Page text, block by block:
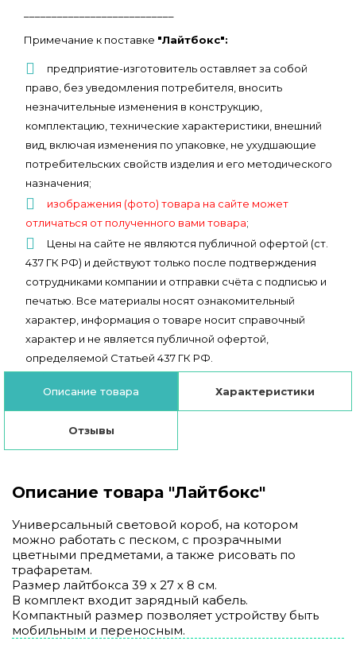
Примечание к поставке "Лайтбокс":
предприятие-изготовитель оставляет за собой
право, без уведомления потребителя, вносить
незначительные изменения в конструкцию,
комплектацию, технические характеристики, внешний
вид, включая изменения по упаковке, не ухудшающие
потребительских свойств изделия и его методического
назначения;
изображения (фото) товара на сайте может
отличаться от полученного вами товара;
Цены на сайте не являются публичной офертой (ст.
437 ГК РФ) и действуют только после подтверждения
сотрудниками компании и отправки счёта с подписью и
печатью. Все материалы носят ознакомительный
характер, информация о товаре носит справочный
характер и не является публичной офертой,
определяемой Статьей 437 ГК РФ.
Описание товара Характеристики
Отзывы
Описание товара "Лайтбокс"
Универсальный световой короб, на котором
можно работать с песком, с прозрачными
цветными предметами, а также рисовать по
трафаретам.
Размер лайтбокса 39 х 27 х 8 см.
В комплект входит зарядный кабель.
Компактный размер позволяет устройству быть
мобильным и переносным.